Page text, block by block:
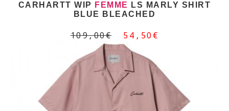
CARHARTT WIP FEMME
LS MARLY SHIRT
BLUE BLEACHED
109,00€ 54,50€